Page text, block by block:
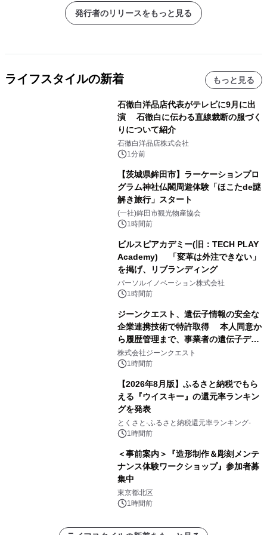
発行者のリリースをもっと見る
ライフスタイルの新着 もっと見る
石徹白洋品店代表がテレビに9月に出
演 石徹白に伝わる直線裁断の服づく
りについて紹介
石徹白洋品店株式会社
1分前
【茨城県鉾田市】ラーケーションプロ
グラム神社仏閣周遊体験「ほこたde謎
解き旅行」スタート
(一社)鉾田市観光物産協会
1時間前
ビルスピアカデミー(旧：TECH PLAY
Academy) 「変革は外注できない」
を掲げ、リブランディング
パーソルイノベーション株式会社
1時間前
ジーンクエスト、遺伝子情報の安全な
企業連携技術で特許取得 本人同意か
ら履歴管理まで、事業者の遺伝子デー
タ活用を支援
株式会社ジーンクエスト
1時間前
【2026年8月版】ふるさと納税でもら
える『ウイスキー』の還元率ランキン
グを発表
とくさと-ふるさと納税還元率ランキング-
1時間前
＜事前案内＞『造形制作＆彫刻メンテ
ナンス体験ワークショップ』参加者募
集中
東京都北区
1時間前